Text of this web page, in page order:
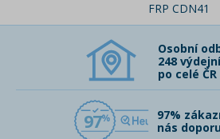
FRP CDN41
Osobní
248
po celé ČR
97
97%
nás